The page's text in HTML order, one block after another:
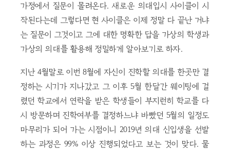
가정에서 질문이 몰려온다. 새로운 의대입시 사이클이 시
작된다는데 그렇다면 현 사이클은 이제 정말 다 끝난 거냐
는 질문이 그것이고 그에 대한 명확한 답을 가상의 학생과
가상의 의대를 활용해 정밀하게 알아보기로 하자.
지난 4월말로 이번 8월에 자신이 진학할 의대를 한곳만 결
정하는 시기가 지나갔고 그 이후 5월 한달간 웨이팅에 걸
렸던 학교에서 연락을 받은 학생들이 부지런히 학교를 다
시 방문하며 진학여부를 결정하느냐 바빴던 5월의 일정도
마무리가 되어 가는 시점이니 2019년 의대 신입생을 선발
하는 과정은 99% 이상 진행되었다고 보는 것이 맞다. 물